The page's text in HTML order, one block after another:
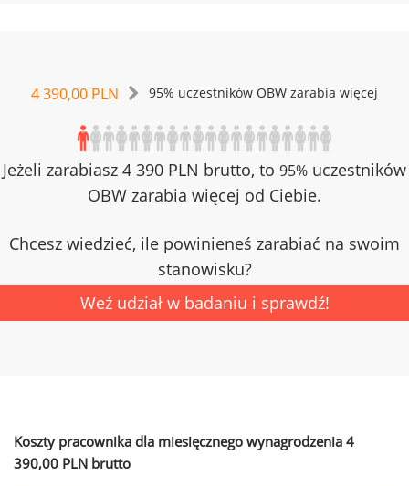
4 390,00 PLN 95% uczestników OBW zarabia więcej
Jeżeli zarabiasz 4 390 PLN brutto, to 95% uczestników
OBW zarabia więcej od Ciebie.
Chcesz wiedzieć, ile powinieneś zarabiać na swoim
stanowisku?
Weź udział w badaniu i sprawdź!
Koszty pracownika dla miesięcznego wynagrodzenia 4
390,00 PLN brutto